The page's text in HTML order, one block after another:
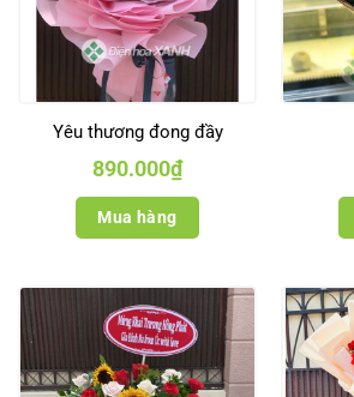
Yêu thương đong đầy
890.000₫
Mua hàng